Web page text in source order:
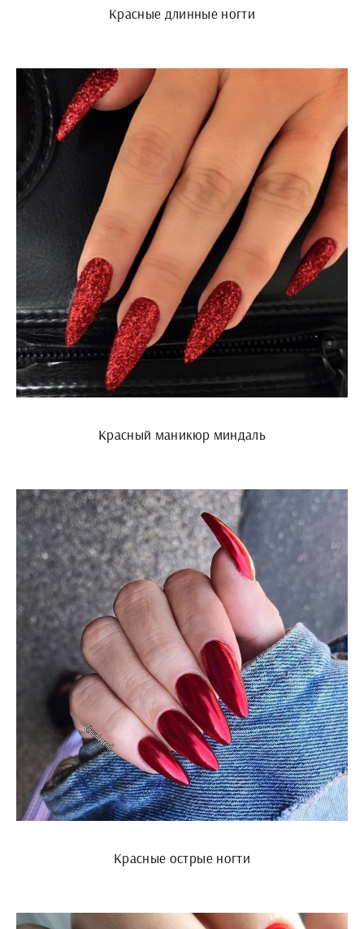
Красные длинные ногти
Красный маникюр миндаль
Красные острые ногти